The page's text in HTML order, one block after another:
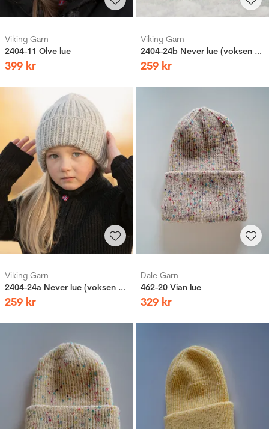
Viking Garn
2404-11 Olve lue
399 kr
Viking Garn
2404-24b Never lue (voksen og barn)
259 kr
Viking Garn
2404-24a Never lue (voksen og barn)
259 kr
Dale Garn
462-20 Vian lue
329 kr